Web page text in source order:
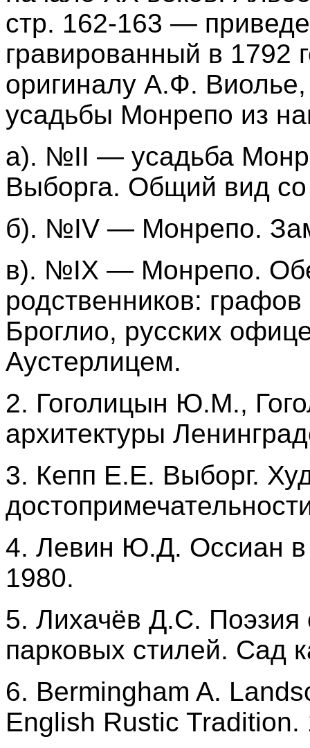
стр. 162-163 —
гравированный в 1792
оригиналу А.Ф.
усадьбы Монрепо из
а). №II — усадьба
Выборга. Общий вид
б). №IV — Монрепо.
в). №IX — Монрепо.
родственников:
Броглио, русских
Аустерлицем.
2. Гоголицын Ю.М.,
архитектуры
3. Кепп Е.Е. Выборг.
4. Левин Ю.Д. Оссиан в
1980.
5. Лихачёв Д.С. Поэзия
парковых стилей. Сад
6. Bermingham A.
English Rustic